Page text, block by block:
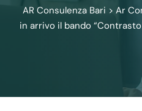
AR Consulenza Bari > Ar
in arrivo il bando